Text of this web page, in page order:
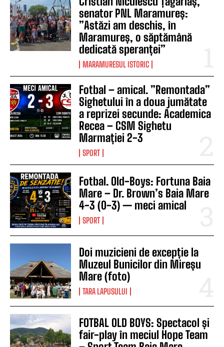
senator PNL Maramureș:
”Astăzi am deschis, în
Maramureș, o săptămână
dedicată speranței”
MARAMURESUL ISTORIC
Fotbal – amical. ”Remontada”
Sighetului în a doua jumătate
a reprizei secunde: Academica
Recea – CSM Sighetu
Marmației 2-3
SPORT
Fotbal. Old-Boys: Fortuna Baia
Mare – Dr. Brown’s Baia Mare
4-3 (0-3) — meci amical
SPORT
Doi muzicieni de excepție la
Muzeul Bunicilor din Mireșu
Mare (foto)
TARA LAPUSULUI
FOTBAL OLD BOYS: Spectacol și
fair-play în meciul Hope Team